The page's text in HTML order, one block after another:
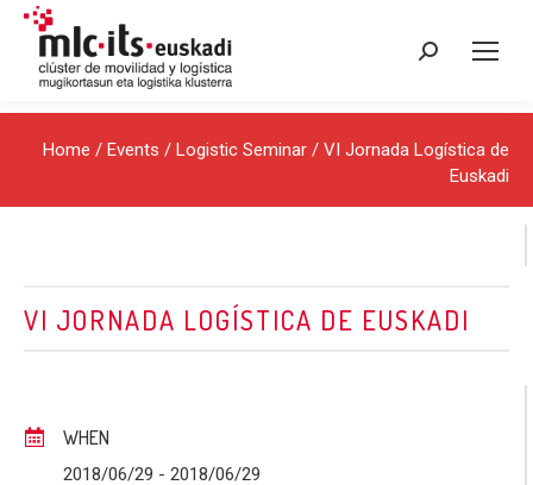
Search:
Home / Events / Logistic Seminar / VI Jornada Logística de
Euskadi
VI JORNADA LOGÍSTICA DE EUSKADI
WHEN
2018/06/29 - 2018/06/29